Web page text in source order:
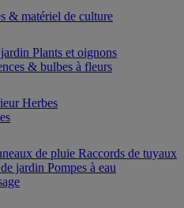
& matériel de culture
Plants et oignons
& bulbes à fleurs
Herbes
de pluie Raccords de tuyaux
jardin Pompes à eau